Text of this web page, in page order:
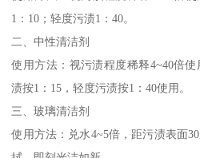
1：10；轻度污渍1：40。
二、中性清洁剂
使用方法：视污渍程度稀释4~40倍
渍按1：15，轻度污渍按1：40使用。
三、玻璃清洁剂
使用方法：兑水4~5倍，距污渍表面